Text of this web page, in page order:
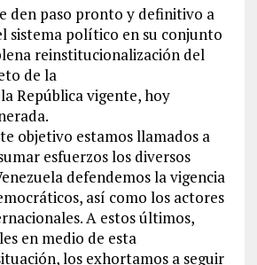
den paso pronto y definitivo a
sistema político en su conjunto
reinstitucionalización del
de la
República vigente, hoy
objetivo estamos llamados a
esfuerzos los diversos
defendemos la vigencia
así como los actores
A estos últimos,
en medio de esta
los exhortamos a seguir